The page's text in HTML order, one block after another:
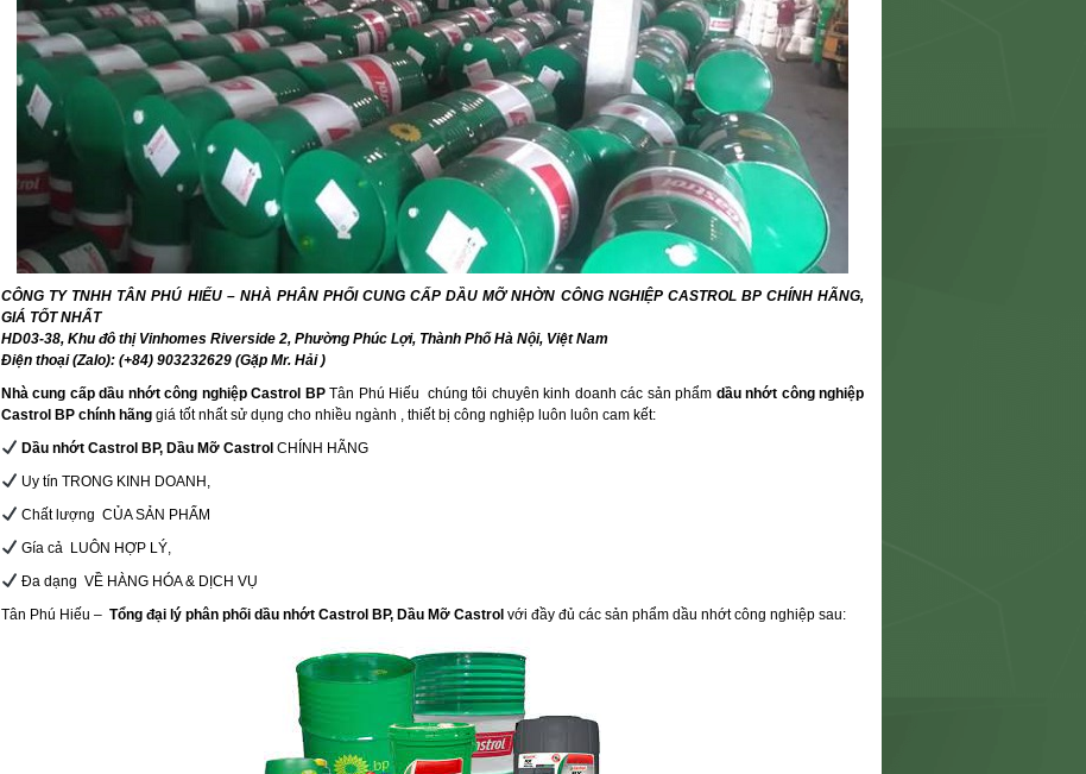
CÔNG TY TNHH TÂN PHÚ HIẾU – NHÀ PHÂN PHỐI CUNG CẤP DẦU MỠ NHỜN CÔNG NGHIỆP CASTROL BP CHÍNH HÃNG,
GIÁ TỐT NHẤT
HD03-38, Khu đô thị Vinhomes Riverside 2, Phường Phúc Lợi, Thành Phố Hà Nội, Việt Nam
Điện thoại (Zalo): (+84) 903232629 (Gặp Mr. Hải )
Nhà cung cấp dầu nhớt công nghiệp Castrol BPTân Phú Hiếu chúng tôi chuyên kinh doanh các sản phẩm dầu nhớt công nghiệp
Castrol BP chính hãng giá tốt nhất sử dụng cho nhiều ngành , thiết bị công nghiệp luôn luôn cam kết:
Dầu nhớt Castrol BP, Dầu Mỡ Castrol CHÍNH HÃNG
Uy tín TRONG KINH DOANH,
Chất lượng CỦA SẢN PHẨM
Gía cả LUÔN HỢP LÝ,
Đa dạng VỀ HÀNG HÓA & DỊCH VỤ
Tân Phú Hiếu – Tổng đại lý phân phối dầu nhớt Castrol BP, Dầu Mỡ Castrol với đầy đủ các sản phẩm dầu nhớt công nghiệp sau: